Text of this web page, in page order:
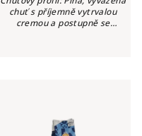
chuť s příjemně vytrvalou
cremou a postupně se